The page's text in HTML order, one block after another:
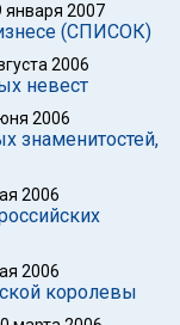
января 2007
(СПИСОК)
2006
невест
2006
знаменитостей,
2006
2006
королевы